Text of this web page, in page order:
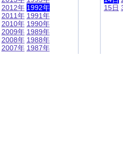
2012年
2011年
2010年
2009年
2008年
2007年
1992年
1991年
1990年
1989年
1988年
1987年
15日